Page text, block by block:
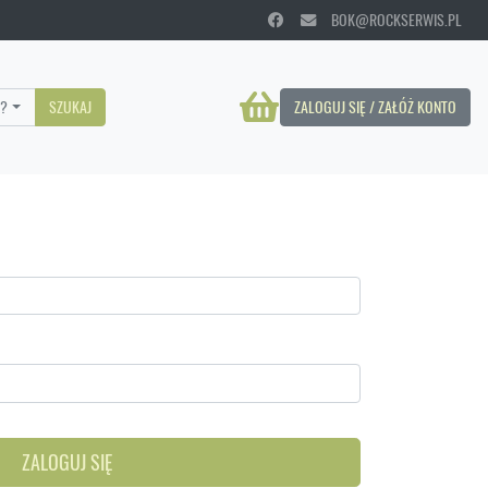
BOK@ROCKSERWIS.PL
ZALOGUJ SIĘ / ZAŁÓŻ KONTO
SZUKAJ
ZALOGUJ SIĘ